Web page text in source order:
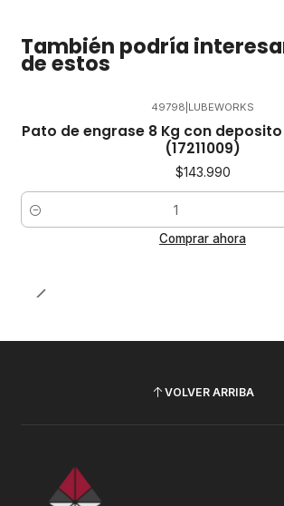
También podría
de estos
49798 LUBEWORKS
Pato de engrase 8 Kg con deposito
(17211009)
$143.990
Cantidad
Comprar ahora
VOLVER ARRIBA